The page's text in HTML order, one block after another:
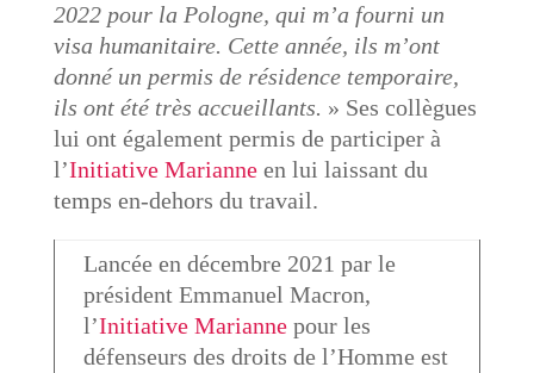
2022 pour la Pologne, qui m’a fourni un
visa humanitaire. Cette année, ils m’ont
donné un permis de résidence temporaire,
ils ont été très accueillants. » Ses collègues
lui ont également permis de participer à
l’Initiative Marianneen lui laissant du
temps en-dehors du travail.
Lancée en décembre 2021 par le
président Emmanuel Macron,
l’Initiative Mariannepour les
défenseurs des droits de l’Homme est